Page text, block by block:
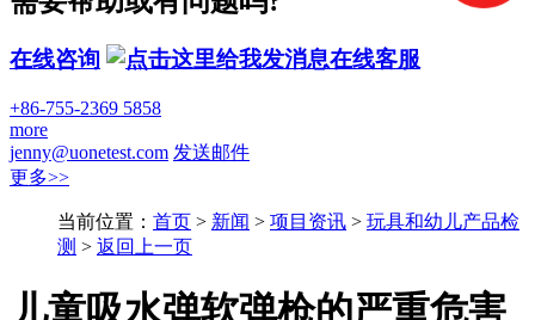
在线咨询 在线客服
+86-755-2369 5858
more
jenny@uonetest.com 发送邮件
更多>>
当前位置： 首页 > 新闻 > 项目资讯 > 玩具和幼儿产品检
测 > 返回上一页
儿童吸水弹软弹枪的严重危害